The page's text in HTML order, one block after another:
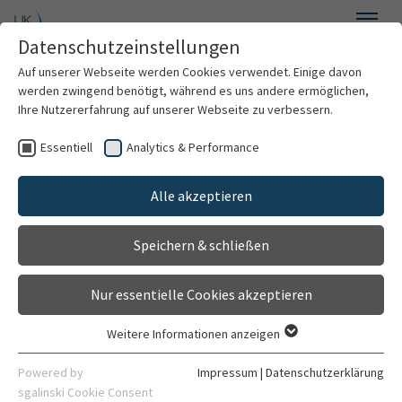
Zum Hauptinhalt springen
Willkommen
Über uns
Für Patienten
Für Ärzte
Augenklinik
Datenschutzeinstellungen
Auf unserer Webseite werden Cookies verwendet. Einige davon
werden zwingend benötigt, während es uns andere ermöglichen,
Ihre Nutzererfahrung auf unserer Webseite zu verbessern.
Essentiell Analytics & Performance
Alle akzeptieren
Speichern & schließen
Nur essentielle Cookies akzeptieren
Essentielle Cookies werden für grundlegende Funktionen der
Webseite benötigt. Dadurch ist gewährleistet, dass die
Weitere Informationen anzeigen
Powered by
sgalinski Cookie Consent
Impressum | Datenschutzerklärung